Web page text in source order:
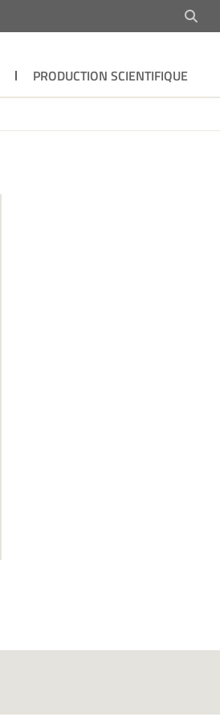
PRODUCTION SCIENTIFIQUE